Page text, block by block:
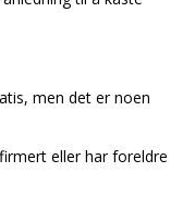
men det er noen
eller har foreldre